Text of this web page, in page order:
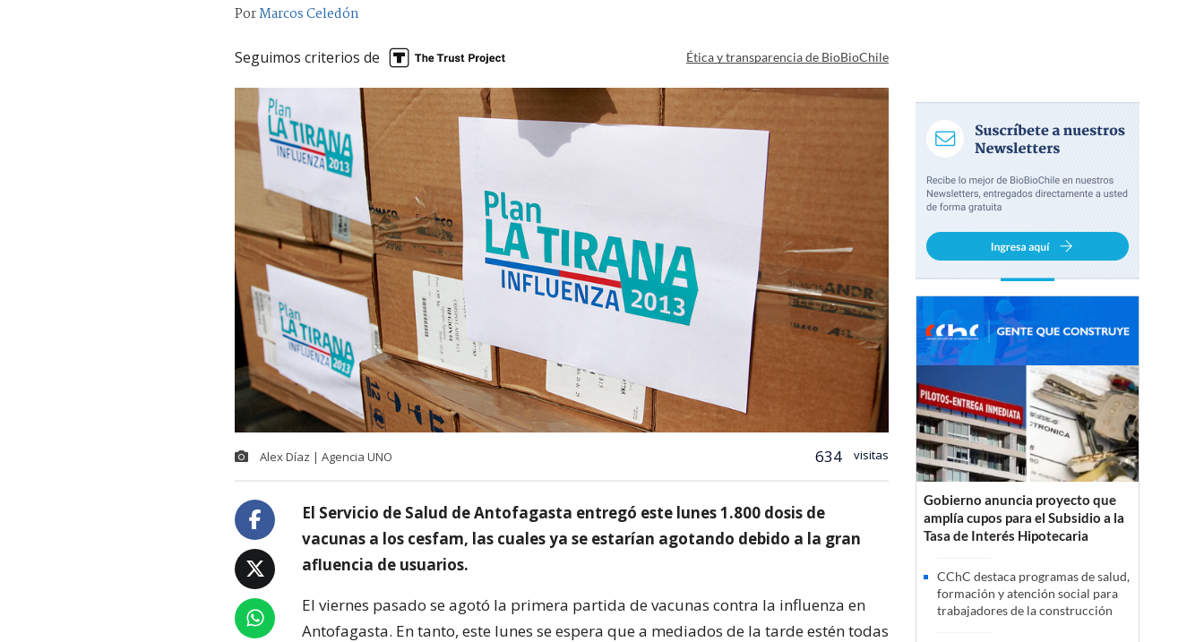
PorMarcos Celedón
Seguimos criterios de Ética y transparencia de BioBioChile
Alex Díaz | Agencia UNO 634 visitas
El Servicio de Salud de Antofagasta entregó este lunes 1.800 dosis de
vacunas a los cesfam, las cuales ya se estarían agotando debido a la gran
afluencia de usuarios.
El viernes pasado se agotó la primera partida de vacunas contra la influenza en
Antofagasta. En tanto, este lunes se espera que a mediados de la tarde estén todas
Gobierno anuncia proyecto que
amplía cupos para el Subsidio a la
Tasa de Interés Hipotecaria
CChC destaca programas de salud,
formación y atención social para
trabajadores de la construcción